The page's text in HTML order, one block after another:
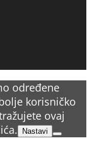
određene
korisničko
ovaj
Nastavi